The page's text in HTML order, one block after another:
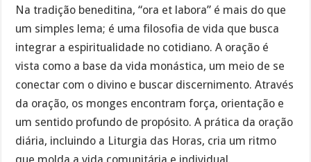
Na tradição beneditina, “ora et labora” é mais do que
um simples lema; é uma filosofia de vida que busca
integrar a espiritualidade no cotidiano. A oração é
vista como a base da vida monástica, um meio de se
conectar com o divino e buscar discernimento. Através
da oração, os monges encontram força, orientação e
um sentido profundo de propósito. A prática da oração
diária, incluindo a Liturgia das Horas, cria um ritmo